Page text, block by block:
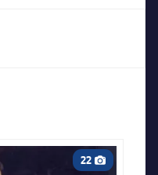
22
Camera icon